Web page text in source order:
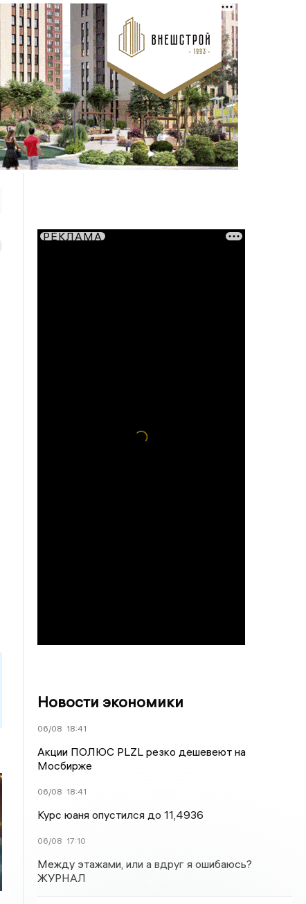
РЕКЛАМА
Новости экономики
06/08 18:41
Акции ПОЛЮС PLZL резко дешевеют на
Мосбирже
06/08 18:41
Курс юаня опустился до 11,4936
06/08 17:10
Между этажами, или а вдруг я ошибаюсь?
ЖУРНАЛ